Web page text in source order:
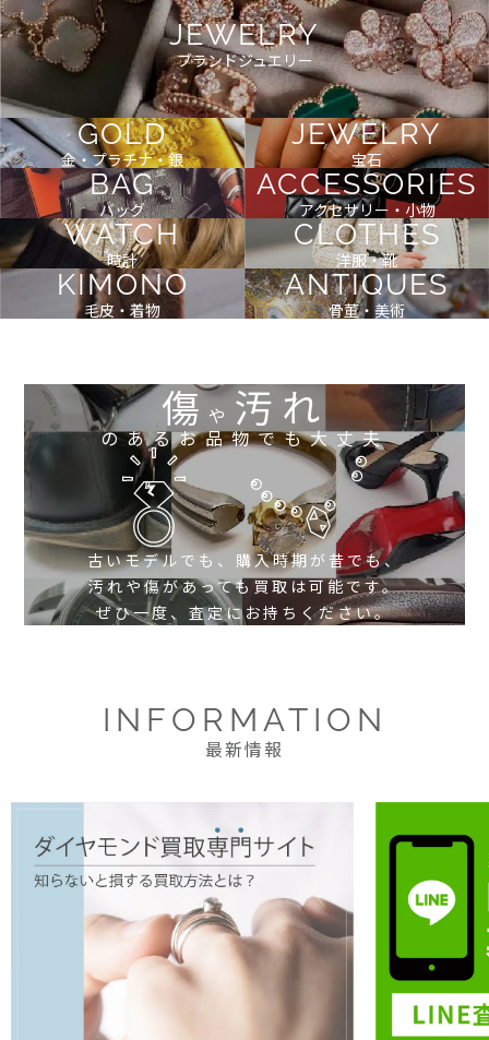
JEWELRY
ブランドジュエリー
GOLD
金・プラチナ・銀
JEWELRY
宝石
BAG
バッグ
ACCESSORIES
アクセサリー・小物
WATCH
時計
CLOTHES
洋服・靴
KIMONO
毛皮・着物
ANTIQUES
骨董・美術
傷や 汚れ
のあるお品物でも大丈夫
古いモデルでも、購入時期が昔でも、
汚れや傷があっても買取は可能です。
ぜひ一度、査定にお持ちください。
INFORMATION
最新情報